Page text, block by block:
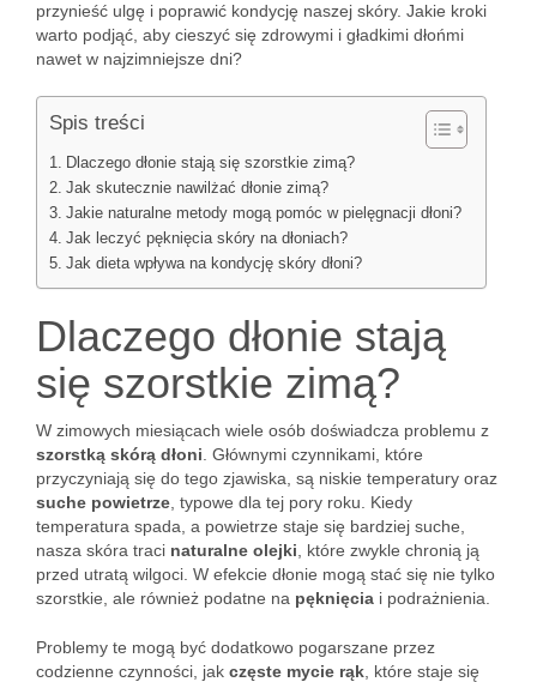
przynieść ulgę i poprawić kondycję naszej skóry. Jakie kroki
warto podjąć, aby cieszyć się zdrowymi i gładkimi dłońmi
nawet w najzimniejsze dni?
Spis treści
Dlaczego dłonie stają się szorstkie zimą?
Jak skutecznie nawilżać dłonie zimą?
Jakie naturalne metody mogą pomóc w pielęgnacji dłoni?
Jak leczyć pęknięcia skóry na dłoniach?
Jak dieta wpływa na kondycję skóry dłoni?
Dlaczego dłonie stają
się szorstkie zimą?
W zimowych miesiącach wiele osób doświadcza problemu z
szorstką skórą dłoni . Głównymi czynnikami, które
przyczyniają się do tego zjawiska, są niskie temperatury oraz
suche powietrze , typowe dla tej pory roku. Kiedy
temperatura spada, a powietrze staje się bardziej suche,
nasza skóra traci naturalne olejki , które zwykle chronią ją
przed utratą wilgoci. W efekcie dłonie mogą stać się nie tylko
szorstkie, ale również podatne na pęknięcia i podrażnienia.
Problemy te mogą być dodatkowo pogarszane przez
codzienne czynności, jak częste mycie rąk , które staje się